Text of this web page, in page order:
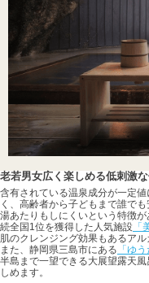
老若男女広く楽しめる低刺激
含有されている温泉成分が一定
く、高齢者から子どもまで誰で
湯あたりもしにくいという特徴
続全国1位を獲得した人気施設
肌のクレンジング効果もあるア
また、静岡県三島市にある 「ゆ
半島まで一望できる大展望露天
しめます。